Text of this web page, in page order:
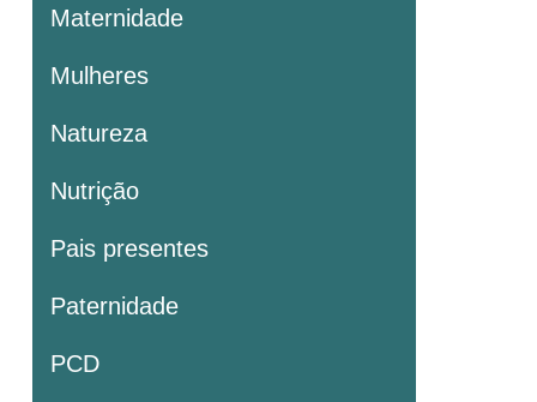
Maternidade
Mulheres
Natureza
Nutrição
Pais presentes
Paternidade
PCD